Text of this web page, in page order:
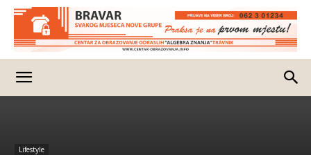
Lifestyle